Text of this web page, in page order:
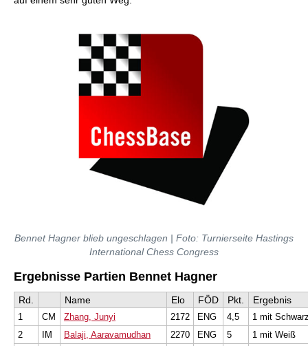
Bennet Hagner blieb ungeschlagen | Foto: Turnierseite Hastings
International Chess Congress
Ergebnisse Partien Bennet Hagner
Rd. Name Elo FÖD Pkt. Ergebnis
1 CM Zhang, Junyi 2172 ENG 4,5
1 mit
2
IM Balaji, Aaravamudhan 2270 ENG 5
1 mit Weiß